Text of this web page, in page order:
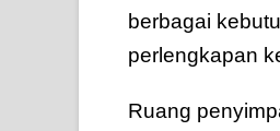
berbagai
perlengkapan
Ruang